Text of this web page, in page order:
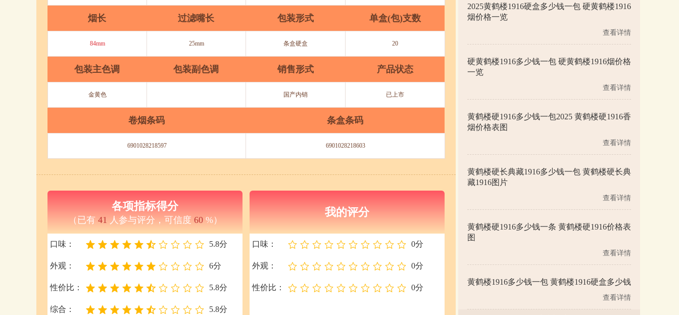
烟长 过滤嘴长 包装形式 单盒(包)支数
84mm 25mm 条盒硬盒 20
包装主色调 包装副色调 销售形式 产品状态
金黄色 国产内销 已上市
卷烟条码 条盒条码
6901028218597 6901028218603
各项指标得分
（已有 41 人参与评分，可信度 60%）
口味： 5.8分
外观： 6分
性价比： 5.8分
综合： 5.8分
我的评分
口味： 0分
外观： 0分
性价比： 0分
2025黄鹤楼1916硬盒多少钱一包 硬黄鹤楼1916
烟价格一览
查看详情
硬黄鹤楼1916多少钱一包 硬黄鹤楼1916烟价格
一览
查看详情
黄鹤楼硬1916多少钱一包2025 黄鹤楼硬1916香
烟价格表图
查看详情
黄鹤楼硬长典藏1916多少钱一包 黄鹤楼硬长典
藏1916图片
查看详情
黄鹤楼硬1916多少钱一条 黄鹤楼硬1916价格表
图
查看详情
黄鹤楼1916多少钱一包 黄鹤楼1916硬盒多少钱
查看详情